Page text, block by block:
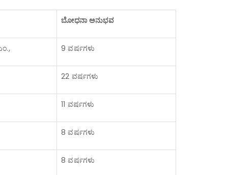
ಬೋಧನಾ ಅನುಭವ
9 ವರ್ಷಗಳು
22 ವರ್ಷಗಳು
11 ವರ್ಷಗಳು
8 ವರ್ಷಗಳು
8 ವರ್ಷಗಳು